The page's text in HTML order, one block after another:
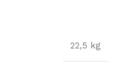
22,5 kg